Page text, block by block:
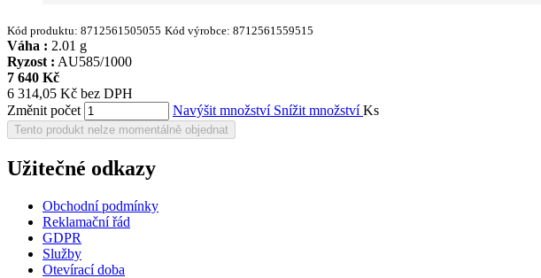
Kód produktu: 8712561505055 Kód výrobce: 8712561559515
Váha : 2.01 g
Ryzost : AU585/1000
7 640 Kč
6 314,05 Kč bez DPH
Změnit počet
Navýšit množství Snížit množstvíKs
Tento produkt nelze momentálně objednat
Užitečné odkazy
Obchodní podmínky
Reklamační řád
GDPR
Služby
Otevírací doba